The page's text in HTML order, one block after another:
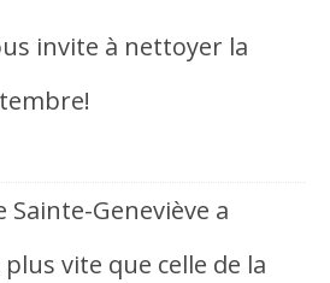
invite à nettoyer la
Geneviève a
vite que celle de la